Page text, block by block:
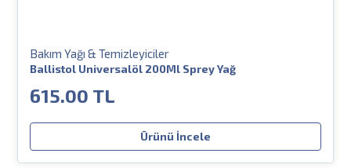
Bakım Yağı & Temizleyiciler
Ballistol Universalöl 200Ml Sprey Yağ
615.00 TL
Ürünü İncele